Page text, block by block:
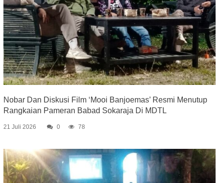
Nobar Dan Diskusi Film ‘Mooi Banjoemas’ Resmi Menutup
Rangkaian Pameran Babad Sokaraja Di MDTL
21 Juli 2026 0 78